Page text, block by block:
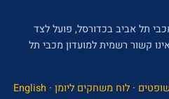
תל אביב בכדורסל, פועל לצד
האתר אינו קשור רשמית למועדון מכבי תל
· לוח משחקים ליומן ·
English